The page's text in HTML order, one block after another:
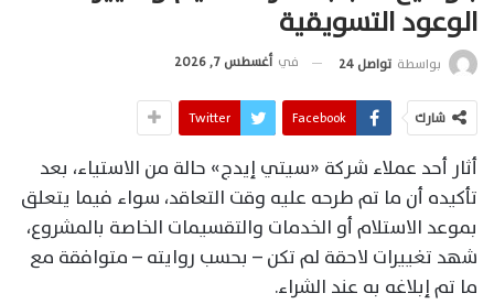
الوعود التسويقية
بواسطة تواصل 24 في أغسطس 7, 2026
شارك Facebook
Twitter
أثار أحد عملاء شركة «سيتي إيدج» حالة من الاستياء، بعد
تأكيده أن ما تم طرحه عليه وقت التعاقد، سواء فيما يتعلق
بموعد الاستلام أو الخدمات والتقسيمات الخاصة بالمشروع،
شهد تغييرات لاحقة لم تكن – بحسب روايته – متوافقة مع
ما تم إبلاغه به عند الشراء.